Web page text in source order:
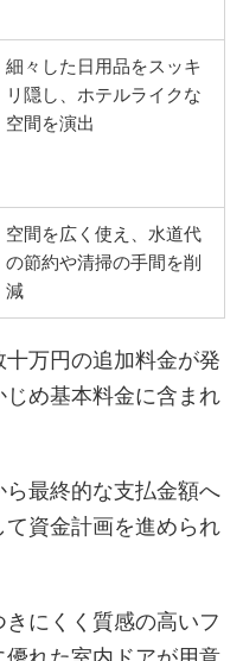
細々した日用品をスッキ
リ隠し、ホテルライクな
空間を演出
空間を広く使え、水道代
の節約や清掃の手間を削
減
万円の追加料金が発
め基本料金に含まれ
最終的な支払金額へ
資金計画を進められ
にくく質感の高いフ